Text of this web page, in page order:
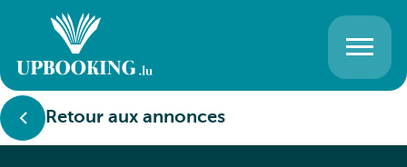
Retour aux annonces